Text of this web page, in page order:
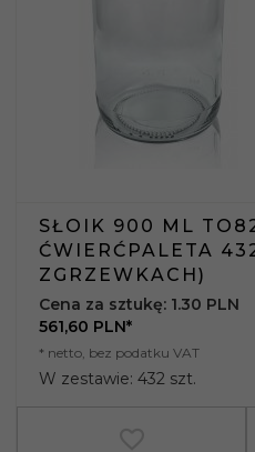
SŁOIK 900 ML
ĆWIERĆPALETA
ZGRZEWKACH)
561,60 PLN*
* netto, bez podatku VAT
W zestawie: 432 szt.
Cena za sztukę: 1.30 PLN